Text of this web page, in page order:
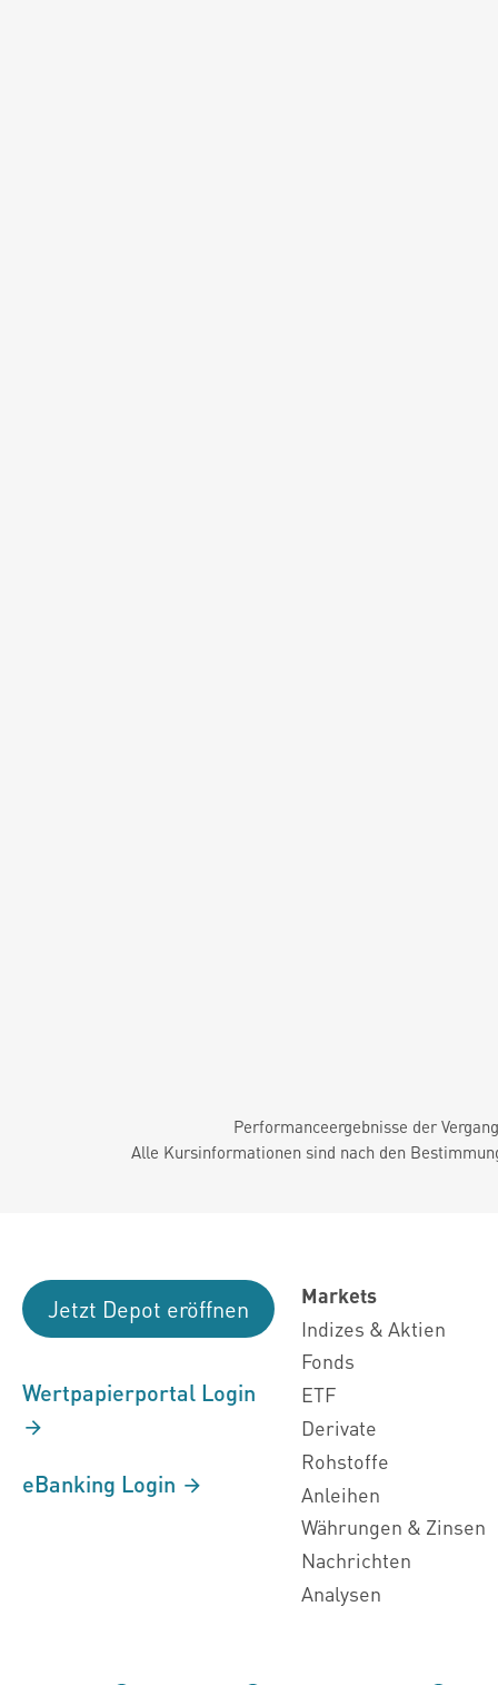
Performanceergebnisse der
Alle Kursinformationen sind nach den
Jetzt Depot eröffnen
Wertpapierportal Login
eBanking Login
Markets
Indizes & Aktien
Fonds
ETF
Derivate
Rohstoffe
Anleihen
Währungen & Zinsen
Nachrichten
Analysen